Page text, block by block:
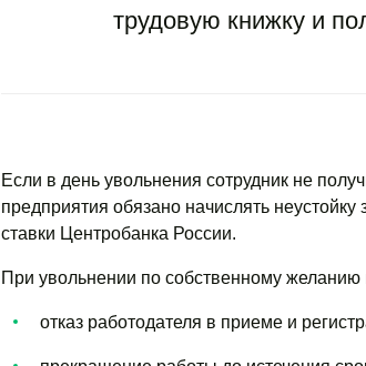
трудовую книжку и
Если в день увольнения сотрудник не
предприятия обязано начислять
ставки Центробанка России.
При увольнении по собственному
отказ работодателя в приеме и